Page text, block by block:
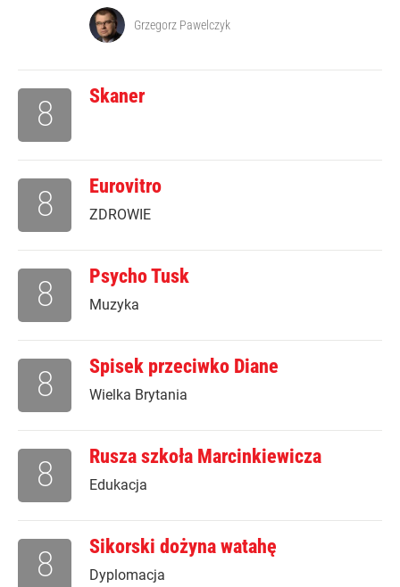
Grzegorz Pawelczyk
Skaner
8
Eurovitro
ZDROWIE
8
Psycho Tusk
Muzyka
8
Spisek przeciwko Diane
Wielka Brytania
8
Rusza szkoła Marcinkiewicza
Edukacja
8
Sikorski dożyna watahę
Dyplomacja
8